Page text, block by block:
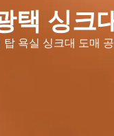
택 싱크
욕실 싱크대 도매